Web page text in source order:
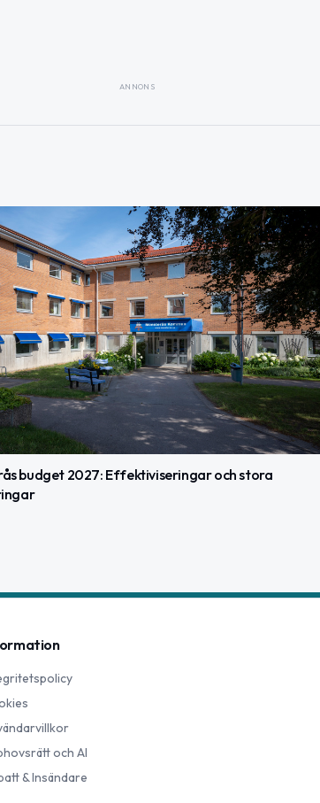
ANNONS
budget 2027: Effektiviseringar och stora
och AI
& Insändare